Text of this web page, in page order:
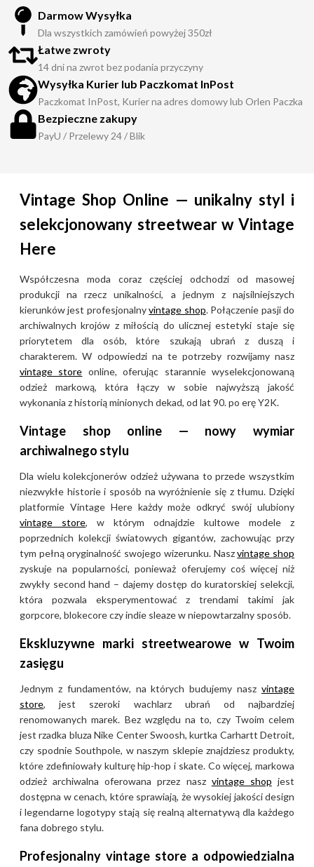
Darmow Wysyłka
Dla wszystkich zamówień powyżej 350zł
Łatwe zwroty
14 dni na zwrot bez podania przyczyny
Wysyłka Kurier lub Paczkomat InPost
Paczkomat InPost, Kurier na adres domowy lub Orlen Paczka
Bezpieczne zakupy
PayU / Przelewy 24 / Blik
Vintage Shop Online — unikalny styl i
selekcjonowany streetwear w Vintage
Here
Współczesna moda coraz częściej odchodzi od masowej
produkcji na rzecz unikalności, a jednym z najsilniejszych
kierunków jest profesjonalnyvintage shop. Połączenie pasji do
archiwalnych krojów z miłością do ulicznej estetyki staje się
priorytetem dla osób, które szukają ubrań z duszą i
charakterem. W odpowiedzi na te potrzeby rozwijamy nasz
vintage store online, oferując starannie wyselekcjonowaną
odzież markową, która łączy w sobie najwyższą jakość
wykonania z historią minionych dekad, od lat 90. po erę Y2K.
Vintage shop online — nowy wymiar
archiwalnego stylu
Dla wielu kolekcjonerów odzież używana to przede wszystkim
niezwykłe historie i sposób na wyróżnienie się z tłumu. Dzięki
platformie Vintage Here każdy może odkryć swój ulubiony
vintage store, w którym odnajdzie kultowe modele z
poprzednich kolekcji światowych gigantów, zachowując przy
tym pełną oryginalność swojego wizerunku. Naszvintage shop
zyskuje na popularności, ponieważ oferujemy coś więcej niż
zwykły second hand – dajemy dostęp do kuratorskiej selekcji,
która pozwala eksperymentować z trendami takimi jak
gorpcore, blokecore czy indie sleaze w niepowtarzalny sposób.
Ekskluzywne marki streetwearowe w Twoim
zasięgu
Jednym z fundamentów, na których budujemy nasz vintage
store, jest szeroki wachlarz ubrań od najbardziej
renomowanych marek. Bez względu na to, czy Twoim celem
jest rzadka bluza Nike Center Swoosh, kurtka Carhartt Detroit,
czy spodnie Southpole, w naszym sklepie znajdziesz produkty,
które zdefiniowały kulturę hip-hop i skate. Co więcej, markowa
odzież archiwalna oferowana przez nasz vintage shop jest
dostępna w cenach, które sprawiają, że wysokiej jakości design
i legendarne logotypy stają się realną alternatywą dla każdego
fana dobrego stylu.
Profesjonalny vintage store a odpowiedzialna